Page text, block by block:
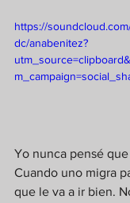
https://
dc/anabenitez?
Yo nunca pensé
Cuando uno migra
que le va a ir bien.